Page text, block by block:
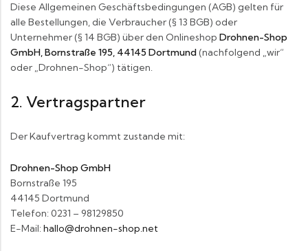
Diese Allgemeinen Geschäftsbedingungen (AGB) gelten für
alle Bestellungen, die Verbraucher (§ 13 BGB) oder
Unternehmer (§ 14 BGB) über den Onlineshop Drohnen-Shop
GmbH, Bornstraße 195, 44145 Dortmund(nachfolgend „wir“
oder „Drohnen-Shop“) tätigen.
2. Vertragspartner
Der Kaufvertrag kommt zustande mit:
Drohnen-Shop GmbH
Bornstraße 195
44145 Dortmund
Telefon: 0231 – 98129850
E-Mail: hallo@drohnen-shop.net